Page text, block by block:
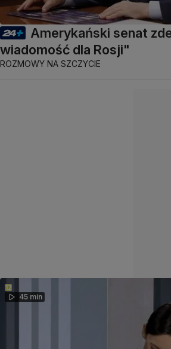
Amerykański senat
wiadomość dla Rosji"
ROZMOWY NA SZCZYCIE
45 min